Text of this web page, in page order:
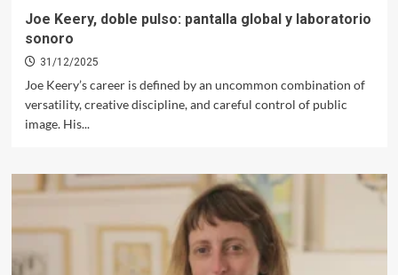
Joe Keery, doble pulso: pantalla global y laboratorio
sonoro
31/12/2025
Joe Keery’s career is defined by an uncommon combination of
versatility, creative discipline, and careful control of public
image. His...